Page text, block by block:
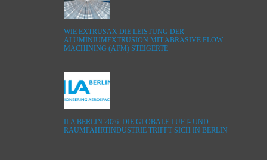
WIE EXTRUSAX DIE LEISTUNG DER
ALUMINIUMEXTRUSION MIT ABRASIVE FLOW
MACHINING (AFM) STEIGERTE
ILA BERLIN 2026: DIE GLOBALE LUFT- UND
RAUMFAHRTINDUSTRIE TRIFFT SICH IN BERLIN